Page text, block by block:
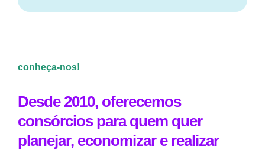
conheça-nos!
Desde 2010, oferecemos
consórcios para quem quer
planejar, economizar e realizar